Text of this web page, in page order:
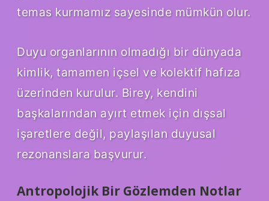
temas kurmamız sayesinde mümkün olur.
Duyu organlarının olmadığı bir dünyada
kimlik, tamamen içsel ve kolektif hafıza
üzerinden kurulur. Birey, kendini
başkalarından ayırt etmek için dışsal
işaretlere değil, paylaşılan duyusal
rezonanslara başvurur.
Antropolojik Bir Gözlemden Notlar